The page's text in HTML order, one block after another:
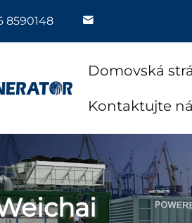
8590148
Domovská
Kontaktujte